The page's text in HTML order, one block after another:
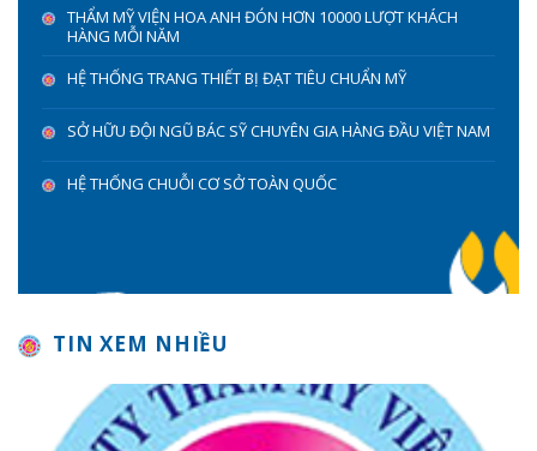
THẨM MỸ VIỆN HOA ANH ĐÓN HƠN 10000 LƯỢT KHÁCH
HÀNG MỖI NĂM
HỆ THỐNG TRANG THIẾT BỊ ĐẠT TIÊU CHUẨN MỸ
SỞ HỮU ĐỘI NGŨ BÁC SỸ CHUYÊN GIA HÀNG ĐẦU VIỆT NAM
HỆ THỐNG CHUỖI CƠ SỞ TOÀN QUỐC
TIN XEM NHIỀU